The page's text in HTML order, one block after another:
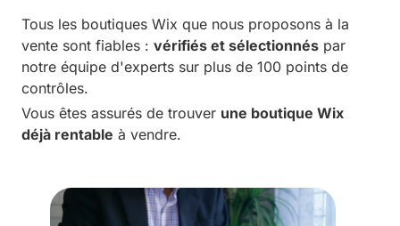
Tous les boutiques Wix que nous proposons à la
vente sont fiables : vérifiés et sélectionnés par
notre équipe d'experts sur plus de 100 points de
contrôles.
Vous êtes assurés de trouver une boutique Wix
déjà rentable à vendre.